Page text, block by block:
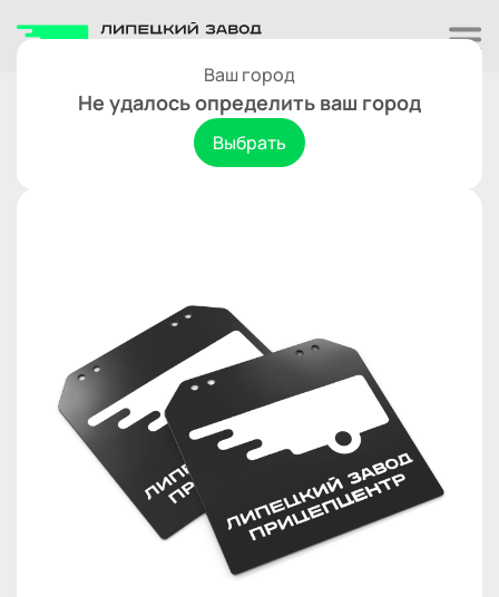
Ваш город
Не удалось определить ваш город
Выбрать
Дополнительные комплектующие
комплект брызговиков